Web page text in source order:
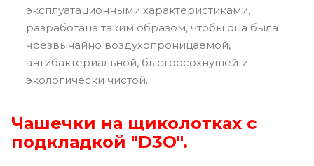
эксплуатационными характеристиками,
разработана таким образом, чтобы она была
чрезвычайно воздухопроницаемой,
антибактериальной, быстросохнущей и
экологически чистой.
Чашечки на щиколотках с
подкладкой "D3O".